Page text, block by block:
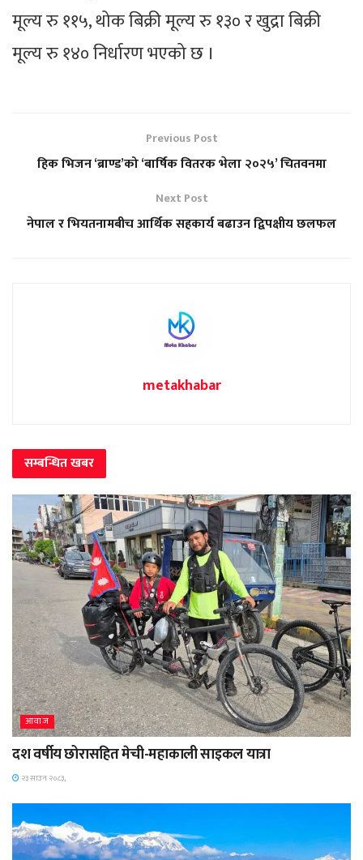
मूल्य रु ११५, थोक बिक्री मूल्य रु १३० र खुद्रा बिक्री
मूल्य रु १४० निर्धारण भएको छ ।
Previous Post
हिक भिजन ‘ब्राण्ड’को ‘बार्षिक वितरक भेला २०२५’ चितवनमा
Next Post
नेपाल र भियतनामबीच आर्थिक सहकार्य बढाउन द्विपक्षीय छलफल
metakhabar
सम्बन्धितखबर
आवाज
दश वर्षीय छोरासहित मेची-महाकाली साइकल यात्रा
२३ साउन २०८३,